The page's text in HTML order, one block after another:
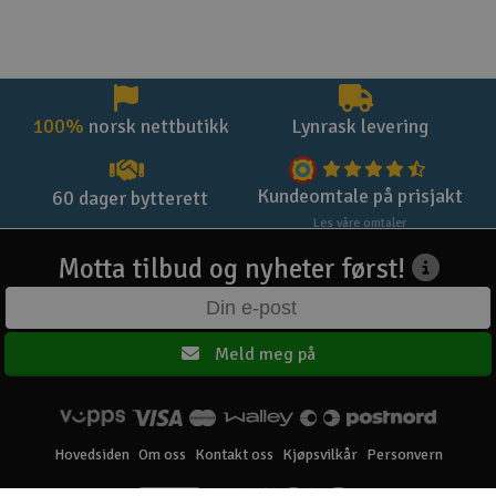
100% norsk nettbutikk Lynrask levering
60 dager bytterett Kundeomtale på prisjakt
Les våre omtaler
Motta tilbud og nyheter først!
Meld meg på
Hovedsiden Om oss Kontakt oss Kjøpsvilkår Personvern